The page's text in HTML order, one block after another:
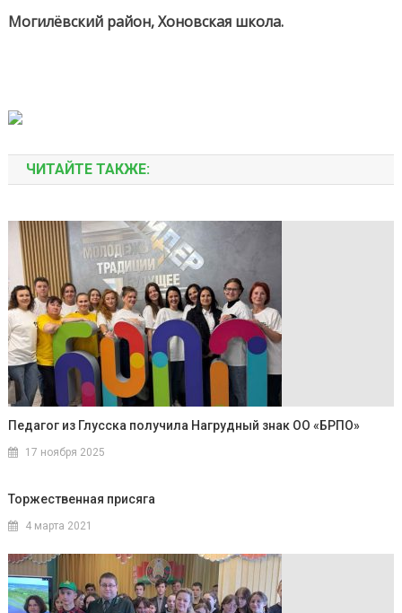
Могилёвский район, Хоновская школа.
ЧИТАЙТЕ ТАКЖЕ:
Педагог из Глусска получила Нагрудный знак ОО «БРПО»
17 ноября 2025
Торжественная присяга
4 марта 2021